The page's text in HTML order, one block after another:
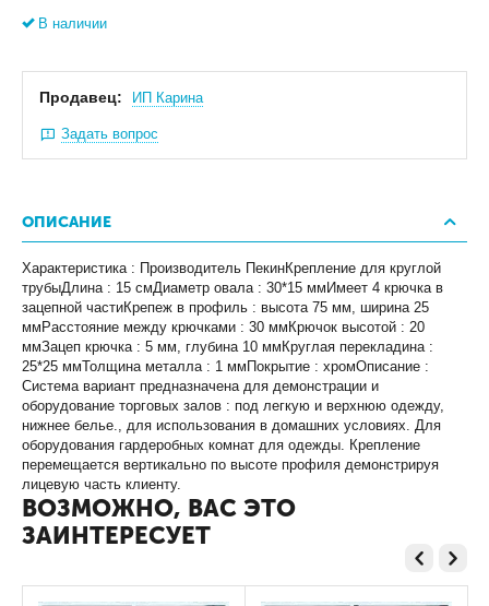
В наличии
Продавец: ИП Карина
Задать вопрос
ОПИСАНИЕ
Характеристика : Производитель ПекинКрепление для круглой
трубыДлина : 15 смДиаметр овала : 30*15 ммИмеет 4 крючка в
зацепной частиКрепеж в профиль : высота 75 мм, ширина 25
ммРасстояние между крючками : 30 ммКрючок высотой : 20
ммЗацеп крючка : 5 мм, глубина 10 ммКруглая перекладина :
25*25 ммТолщина металла : 1 ммПокрытие : хромОписание :
Система вариант предназначена для демонстрации и
оборудование торговых залов : под легкую и верхнюю одежду,
нижнее белье., для использования в домашних условиях. Для
оборудования гардеробных комнат для одежды. Крепление
перемещается вертикально по высоте профиля демонстрируя
лицевую часть клиенту.
ВОЗМОЖНО, ВАС ЭТО
ЗАИНТЕРЕСУЕТ